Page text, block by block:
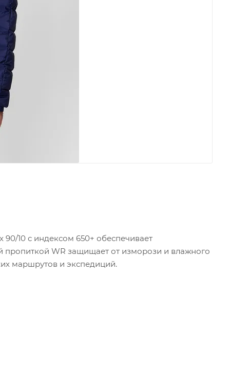
10 с индексом 650+ обеспечивает
пропиткой WR защищает от изморози и влажного
маршрутов и экспедиций.